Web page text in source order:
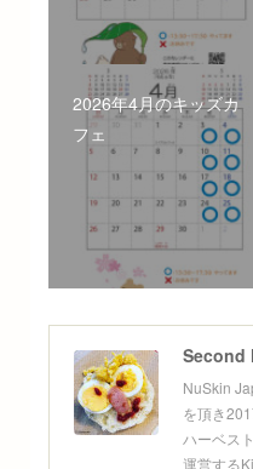
2026年4月のキッズカ
フェ
Second
NuSkin
を頂き
ハーベス
運営する